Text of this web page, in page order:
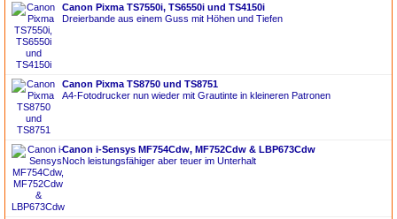
Canon Pixma TS7550i, TS6550i und TS4150i
Dreierbande aus einem Guss mit Höhen und Tiefen
Canon Pixma TS8750 und TS8751
A4-Fotodrucker nun wieder mit Grautinte in kleineren Patronen
Canon i-Sensys MF754Cdw, MF752Cdw & LBP673Cdw
Noch leistungsfähiger aber teuer im Unterhalt